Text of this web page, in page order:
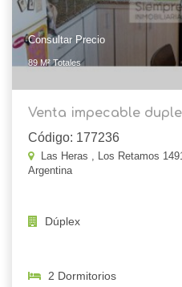
Consultar Precio
89 M² Totales
Venta impecable
Código: 177236
Las Heras , Los Retamos
Argentina
Dúplex
2 Dormitorios